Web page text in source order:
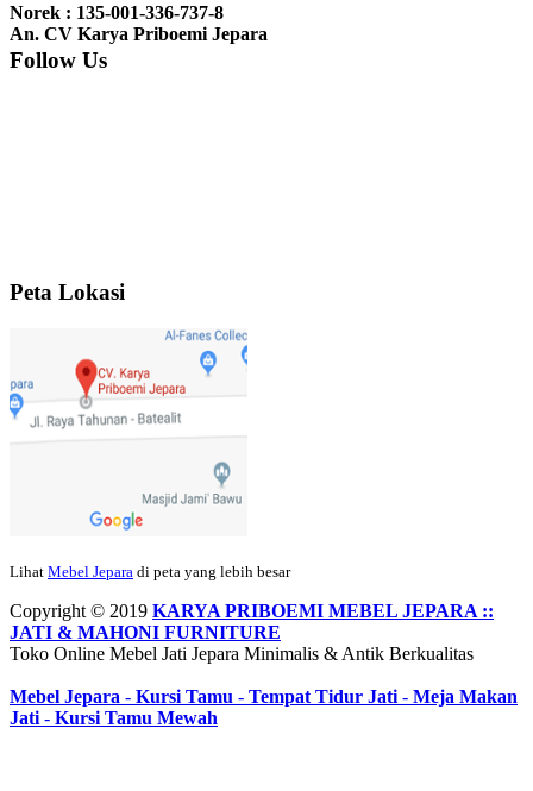
Ibu Vina, Bogor:Meja belajar cocok Pak, bagus dan kayu jati tua
seperti yang saya punya di rumah...
Ibu Meidy, Jakarta:
Paakkkk Tempat tidurnya dah sampeeee Keren
dehh Tolong buatin meja makan bulat persis sama foto y...
Pak Mail kursi kantornya sudah sampai,
saya mengucapkan banyak terima kasih....
Ibu Asa, Cibubur: Pak Trolynya sudah sampai tadi Makasii ya Pak...
Faried Hanriady – Tanjung Duren Jakarta Barat:Pagi Pak Ismail,
pesanan Kamar Set 32 nya sudah saya terima tadi malam. Finishing
Norek : 135-001-336-737-8
An. CV Karya Priboemi Jepara
Follow Us
Peta Lokasi
Lihat Mebel Jepara di peta yang lebih besar
Copyright © 2019 KARYA PRIBOEMI MEBEL JEPARA ::
JATI & MAHONI FURNITURE
Toko Online Mebel Jati Jepara Minimalis & Antik Berkualitas
Mebel Jepara - Kursi Tamu - Tempat Tidur Jati - Meja Makan
Jati - Kursi Tamu Mewah